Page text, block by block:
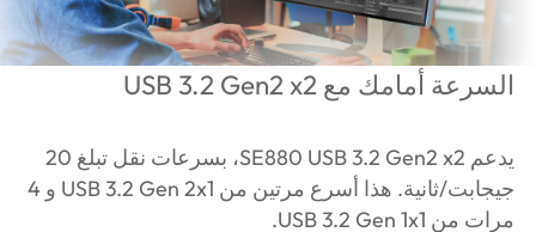
السرعة أمامك مع USB 3.2 Gen2 x2
يدعم SE880 USB 3.2 Gen2 x2، بسرعات نقل تبلغ 20
جيجابت/ثانية. هذا أسرع مرتين من USB 3.2 Gen 2x1 و 4
مرات من USB 3.2 Gen 1x1.